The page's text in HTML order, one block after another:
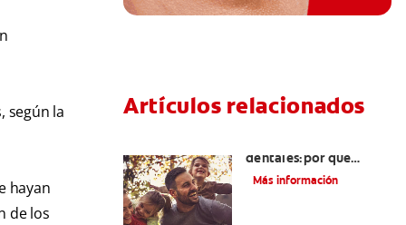
según la
hayan
de los
Artículos relacionados
dentales:por qué
usarlos y cómo
Más información